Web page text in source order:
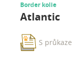
Border kolie
Atlantic
S